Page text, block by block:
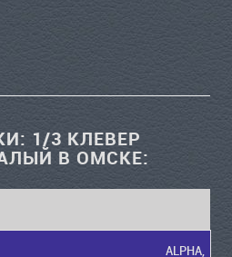
1/3 КЛЕВЕР
В ОМСКЕ:
ALPHA,